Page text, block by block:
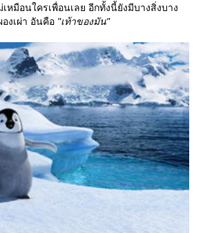
หมือนใครเพื่อนเลย อีกทั้งนี้ยังมีบางสิ่งบาง
งเผ่า อันคือ "เท้าของมัน"